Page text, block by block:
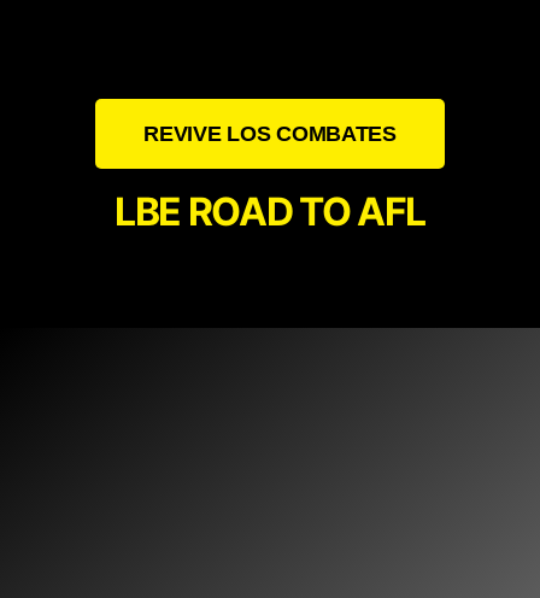
REVIVE LOS COMBATES
LBE ROAD TO AFL